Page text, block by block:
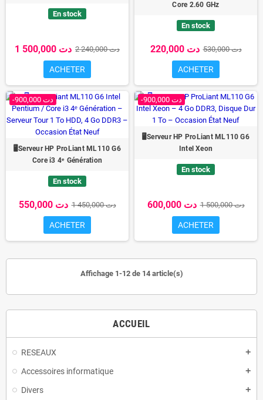
ACCUEIL
RESEAUX add
Accessoires informatique add
Divers add
En stock
1 500,000 دت 2 240,000 دت
ACHETER
Core 2.60 GHz
En stock
220,000 دت 530,000 دت
ACHETER
-900,000 دت
🖥️Serveur HP ProLiant ML110 G6
Core i3 4ᵉ Génération
En stock
550,000 دت 1 450,000 دت
ACHETER
-900,000 دت
🖥️Serveur HP ProLiant ML110 G6
Intel Xeon
En stock
600,000 دت 1 500,000 دت
ACHETER
Affichage 1-12 de 14 article(s)